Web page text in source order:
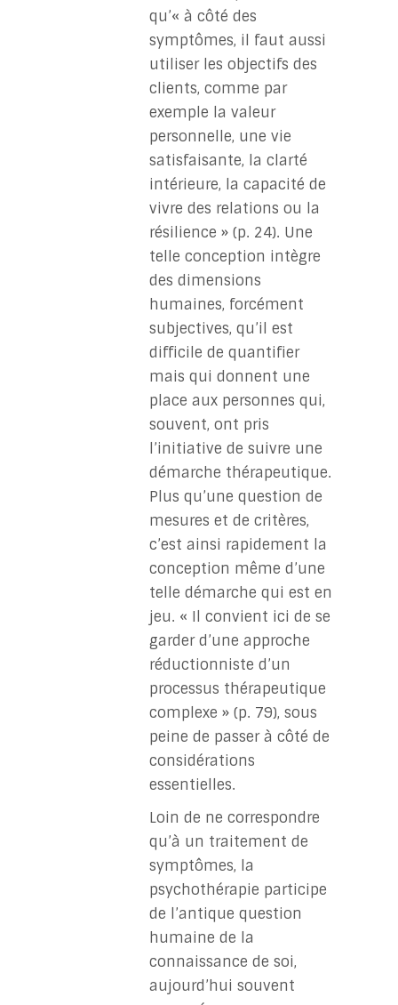
qu’« à côté des
symptômes, il faut aussi
utiliser les objectifs des
clients, comme par
exemple la valeur
personnelle, une vie
satisfaisante, la clarté
intérieure, la capacité de
vivre des relations ou la
résilience » (p. 24). Une
telle conception intègre
des dimensions
humaines, forcément
subjectives, qu’il est
difficile de quantifier
mais qui donnent une
place aux personnes qui,
souvent, ont pris
l’initiative de suivre une
démarche thérapeutique.
Plus qu’une question de
mesures et de critères,
c’est ainsi rapidement la
conception même d’une
telle démarche qui est en
jeu. « Il convient ici de se
garder d’une approche
réductionniste d’un
processus thérapeutique
complexe » (p. 79), sous
peine de passer à côté de
considérations
essentielles.
Loin de ne correspondre
qu’à un traitement de
symptômes, la
psychothérapie participe
de l’antique question
humaine de la
connaissance de soi,
aujourd’hui souvent